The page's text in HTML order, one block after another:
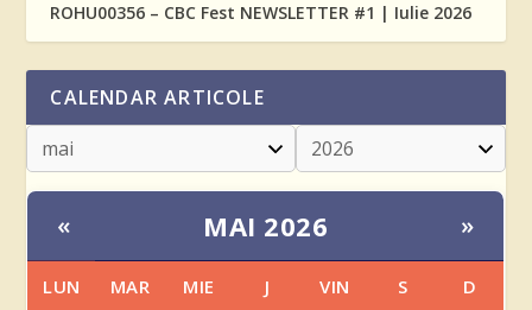
ROHU00356 – CBC Fest NEWSLETTER #1 | Iulie 2026
CALENDAR ARTICOLE
« MAI 2026 »
LUN MAR MIE J VIN S D